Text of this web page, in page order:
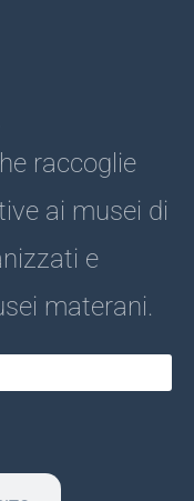
raccoglie
ai musei di
e
materani.